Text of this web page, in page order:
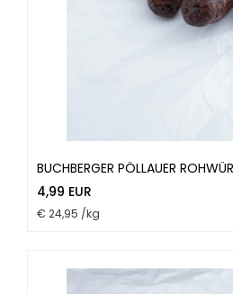
BUCHBERGER PÖLLAUER
4,99 EUR
€ 24,95 /kg